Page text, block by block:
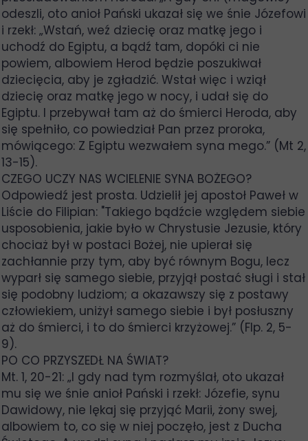
odeszli, oto anioł Pański ukazał się we śnie Józefowi
i rzekł: „Wstań, weź dziecię oraz matkę jego i
uchodź do Egiptu, a bądź tam, dopóki ci nie
powiem, albowiem Herod będzie poszukiwał
dziecięcia, aby je zgładzić. Wstał więc i wziął
dziecię oraz matkę jego w nocy, i udał się do
Egiptu. I przebywał tam aż do śmierci Heroda, aby
się spełniło, co powiedział Pan przez proroka,
mówiącego: Z Egiptu wezwałem syna mego.” (Mt 2,
13-15).
CZEGO UCZY NAS WCIELENIE SYNA BOŻEGO?
Odpowiedź jest prosta. Udzielił jej apostoł Paweł w
Liście do Filipian: "Takiego bądźcie względem siebie
usposobienia, jakie było w Chrystusie Jezusie, który
chociaż był w postaci Bożej, nie upierał się
zachłannie przy tym, aby być równym Bogu, lecz
wyparł się samego siebie, przyjął postać sługi i stał
się podobny ludziom; a okazawszy się z postawy
człowiekiem, uniżył samego siebie i był posłuszny
aż do śmierci, i to do śmierci krzyżowej.” (Flp. 2, 5-
9).
PO CO PRZYSZEDŁ NA ŚWIAT?
Mt. 1, 20-21: „I gdy nad tym rozmyślał, oto ukazał
mu się we śnie anioł Pański i rzekł: Józefie, synu
Dawidowy, nie lękaj się przyjąć Marii, żony swej,
albowiem to, co się w niej poczęło, jest z Ducha